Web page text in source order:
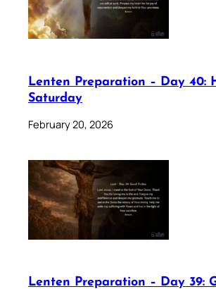
Lenten Preparation – Day 40:
Saturday
February 20, 2026
Lenten Preparation – Day 39: